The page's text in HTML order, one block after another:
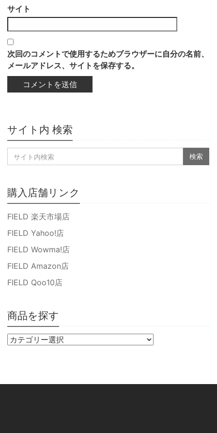
サイト
次回のコメントで使用するためブラウザーに自分の名前、
メールアドレス、サイトを保存する。
サイト内 検索
購入店舗リンク
FIELD 楽天市場店
FIELD Yahoo!店
FIELD Wowma!店
FIELD Amazon店
FIELD Qoo10店
商品を探す